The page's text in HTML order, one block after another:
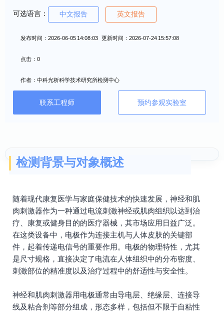
可选语言： 中文报告 英文报告
发布时间：2026-06-05 14:08:03 更新时间：2026-07-24 15:57:08
点击：0
作者：中科光析科学技术研究所检测中心
联系工程师 预约参观实验室
检测背景与对象概述
随着现代康复医学与家庭保健技术的快速发展，神经和肌
肉刺激器作为一种通过电流刺激神经或肌肉组织以达到治
疗、康复或健身目的的医疗器械，其市场应用日益广泛。
在这类设备中，电极作为连接主机与人体皮肤的关键部
件，起着传递电信号的重要作用。电极的物理特性，尤其
是尺寸规格，直接决定了电流在人体组织中的分布密度、
刺激部位的精准度以及治疗过程中的舒适性与安全性。
神经和肌肉刺激器用电极通常由导电层、绝缘层、连接导
线及粘合剂等部分组成，形态多样，包括但不限于自粘性